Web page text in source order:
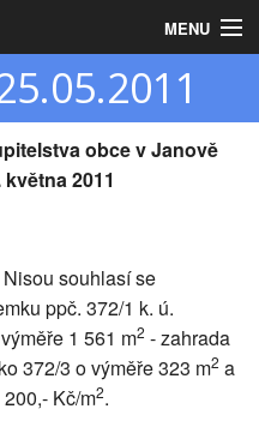
MENU
obce v Janově
2011
souhlasí se
ppč. 372/1 k. ú.
1 561 m2 - zahrada
372/3 o výměře 323 m2 a
Kč/m2.